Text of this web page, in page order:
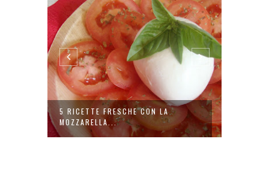
5 RICETTE FRESCHE CON LA
MOZZARELLA...